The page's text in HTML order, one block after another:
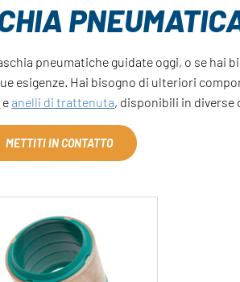
pneumatiche guidate oggi, o se hai
esigenze. Hai bisogno di ulteriori
eanelli di trattenuta, disponibili in diverse
METTITI IN CONTATTO